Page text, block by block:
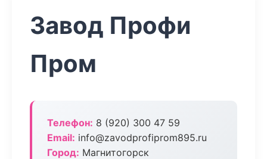
Завод Профи
Пром
Телефон: 8 (920) 300 47 59
Email: info@zavodprofiprom895.ru
Город: Магнитогорск